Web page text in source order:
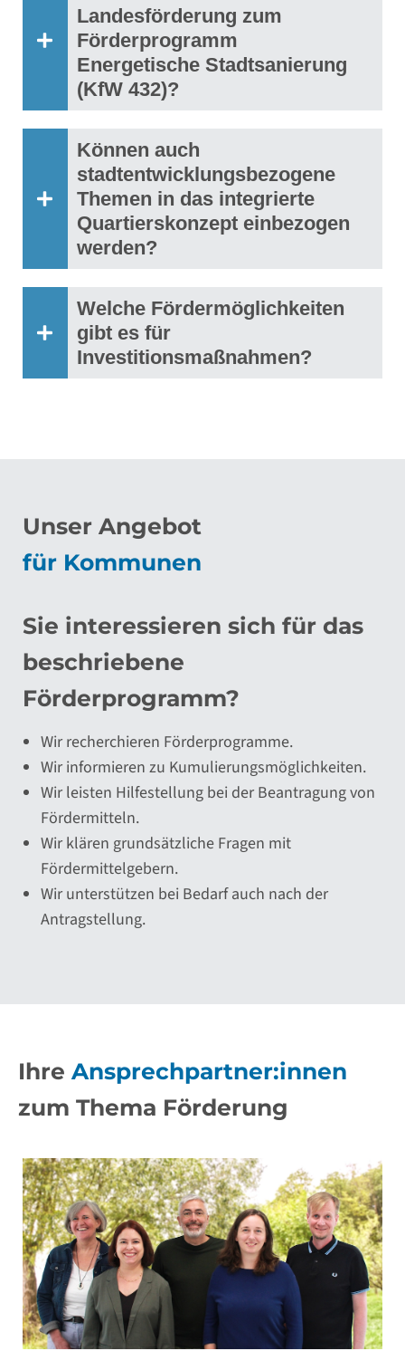
Landesförderung zum
Förderprogramm
Energetische Stadtsanierung
(KfW 432)?
Können auch
stadtentwicklungsbezogene
Themen in das integrierte
Quartierskonzept einbezogen
werden?
Welche Fördermöglichkeiten
gibt es für
Investitionsmaßnahmen?
Unser Angebot
für Kommunen
Sie interessieren sich für das
beschriebene
Förderprogramm?
Wir recherchieren Förderprogramme.
Wir informieren zu Kumulierungsmöglichkeiten.
Wir leisten Hilfestellung bei der Beantragung von
Fördermitteln.
Wir klären grundsätzliche Fragen mit
Fördermittelgebern.
Wir unterstützen bei Bedarf auch nach der
Antragstellung.
Ihre Ansprechpartner:innen
zum Thema Förderung